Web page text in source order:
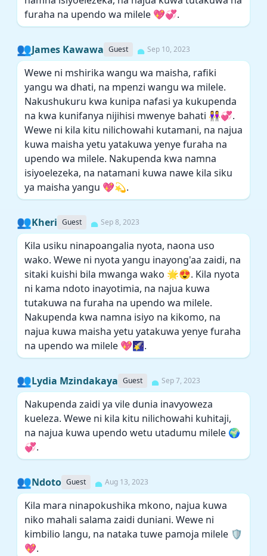
furaha na upendo wa milele 💖💞.
👥James Kawawa Guest Sep 10, 2023
Wewe ni mshirika wangu wa maisha, rafiki
yangu wa dhati, na mpenzi wangu wa milele.
Nakushukuru kwa kunipa nafasi ya kukupenda
na kwa kunifanya nijihisi mwenye bahati 👭💞.
Wewe ni kila kitu nilichowahi kutamani, na najua
kuwa maisha yetu yatakuwa yenye furaha na
upendo wa milele. Nakupenda kwa namna
isiyoelezeka, na natamani kuwa nawe kila siku
ya maisha yangu 💖💫.
👥Kheri Guest Sep 8, 2023
Kila usiku ninapoangalia nyota, naona uso
wako. Wewe ni nyota yangu inayong'aa zaidi, na
sitaki kuishi bila mwanga wako 🌟😍. Kila nyota
ni kama ndoto inayotimia, na najua kuwa
tutakuwa na furaha na upendo wa milele.
Nakupenda kwa namna isiyo na kikomo, na
najua kuwa maisha yetu yatakuwa yenye furaha
na upendo wa milele 💖🌠.
👥Lydia Mzindakaya Guest Sep 7, 2023
Nakupenda zaidi ya vile dunia inavyoweza
kueleza. Wewe ni kila kitu nilichowahi kuhitaji,
na najua kuwa upendo wetu utadumu milele 🌍
💞.
👥Ndoto Guest Aug 13, 2023
Kila mara ninapokushika mkono, najua kuwa
niko mahali salama zaidi duniani. Wewe ni
kimbilio langu, na nataka tuwe pamoja milele 🛡️
💖.